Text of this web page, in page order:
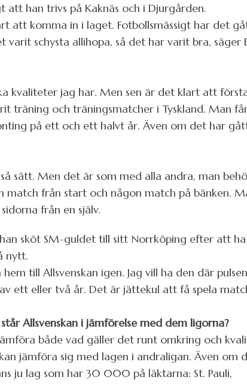
att han trivs på Kaknäs och i Djurgården.
att komma in i laget. Fotbollsmässigt har det
schysta allihopa, så det har varit bra, säger
kvaliteter jag har. Men sen är det klart att
träning och träningsmatcher i Tyskland. Man
på ett och ett halvt år. Även om det har
sätt. Men det är som med alla andra, man
från start och någon match på bänken.
från en själv.
sköt SM-guldet till sitt Norrköping efter att ha
nytt.
till Allsvenskan igen. Jag vill ha den där
ett eller två år. Det är jättekul att få spela
Allsvenskan i jämförelse med dem ligorna?
både vad gäller det runt omkring och
jämföra sig med lagen i andraligan. Även om
ju lag som har 30 000 på läktarna: St. Pauli,